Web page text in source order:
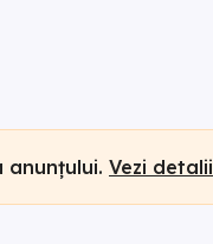
anunțului. Vezi detalii